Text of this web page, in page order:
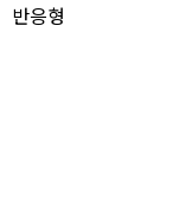
반응형